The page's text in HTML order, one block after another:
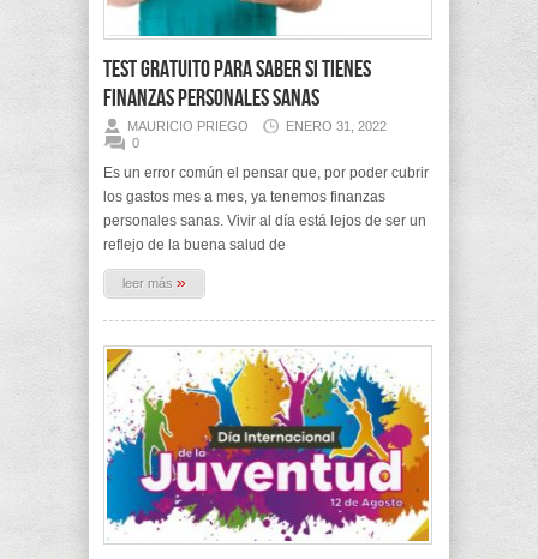
Test gratuito para saber si tienes
finanzas personales sanas
MAURICIO PRIEGO
ENERO 31, 2022
0
Es un error común el pensar que, por poder cubrir
los gastos mes a mes, ya tenemos finanzas
personales sanas. Vivir al día está lejos de ser un
reflejo de la buena salud de
leer más »